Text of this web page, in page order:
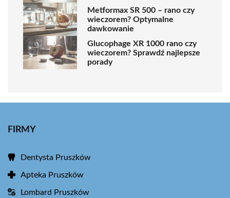
Metformax SR 500 – rano czy
wieczorem? Optymalne
dawkowanie
Glucophage XR 1000 rano czy
wieczorem? Sprawdź najlepsze
porady
FIRMY
Dentysta Pruszków
Apteka Pruszków
Lombard Pruszków